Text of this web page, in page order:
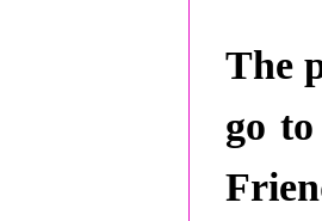
The
go